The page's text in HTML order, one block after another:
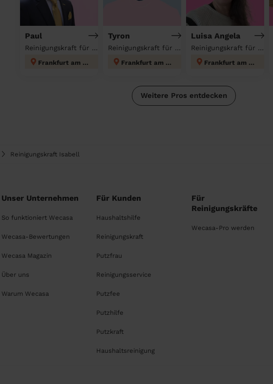
Paul
Reinigungskraft für deinen Haushalt
Frankfurt am Main
Tyron
Reinigungskraft für deinen Haushalt
Frankfurt am Main
Luisa Angela
Reinigungskraft für deinen Haushalt
Frankfurt am Main
Weitere Pros entdecken
Reinigungskraft Isabell
Unser Unternehmen
So funktioniert Wecasa
Wecasa-Bewertungen
Wecasa Magazin
Über uns
Warum Wecasa
Für Kunden
Haushaltshilfe
Reinigungskraft
Putzfrau
Reinigungsservice
Putzfee
Putzhilfe
Putzkraft
Haushaltsreinigung
Für
Reinigungskräfte
Wecasa-Pro werden